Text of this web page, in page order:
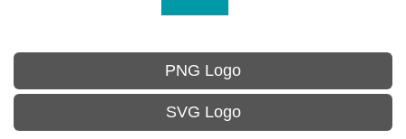
PNG Logo
SVG Logo